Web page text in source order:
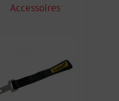
Accessoires